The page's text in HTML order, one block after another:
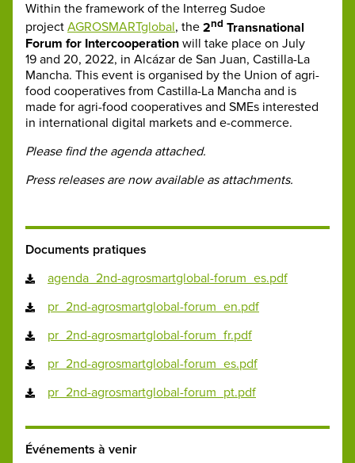
Within the framework of the Interreg Sudoe
project AGROSMARTglobal, the 2nd Transnational
Forum for Intercooperation will take place on July
19 and 20, 2022, in Alcázar de San Juan, Castilla-La
Mancha. This event is organised by the Union of agri-
food cooperatives from Castilla-La Mancha and is
made for agri-food cooperatives and SMEs interested
in international digital markets and e-commerce.
Please find the agenda attached.
Press releases are now available as attachments.
Documents pratiques
agenda_2nd-agrosmartglobal-forum_es.pdf
pr_2nd-agrosmartglobal-forum_en.pdf
pr_2nd-agrosmartglobal-forum_fr.pdf
pr_2nd-agrosmartglobal-forum_es.pdf
pr_2nd-agrosmartglobal-forum_pt.pdf
Événements à venir